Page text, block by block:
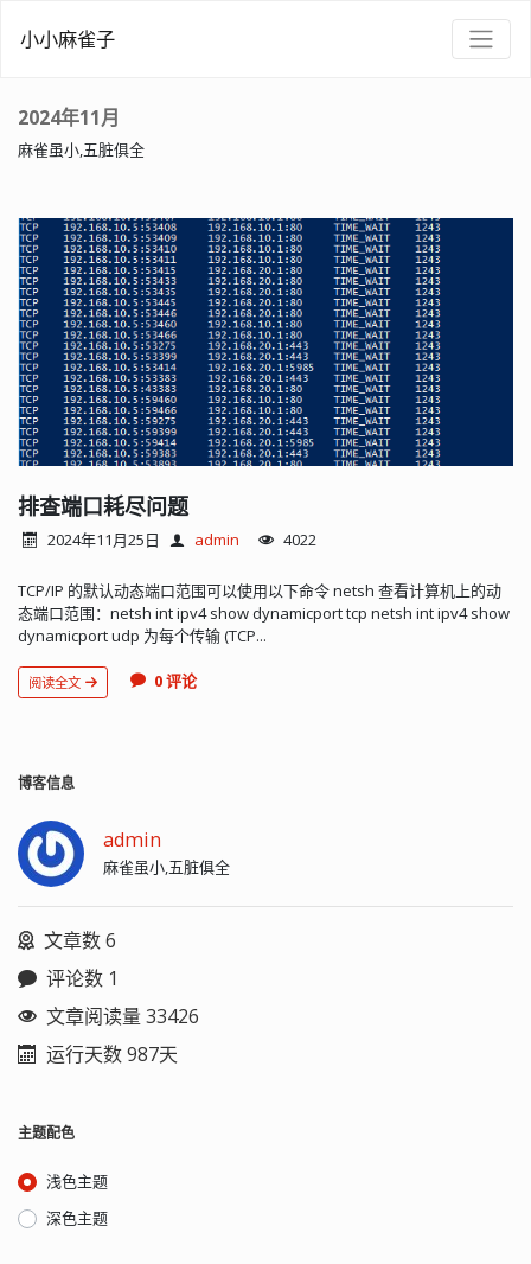
小小麻雀子
2024年11月
麻雀虽小,五脏俱全
排查端口耗尽问题
2024年11月25日 admin 4022
TCP/IP 的默认动态端口范围可以使用以下命令 netsh 查看计算机上的动
态端口范围：netsh int ipv4 show dynamicport tcp netsh int ipv4 show
dynamicport udp 为每个传输 (TCP...
阅读全文 0 评论
博客信息
admin
麻雀虽小,五脏俱全
文章数 6
评论数 1
文章阅读量 33426
运行天数 987天
主题配色
浅色主题
深色主题